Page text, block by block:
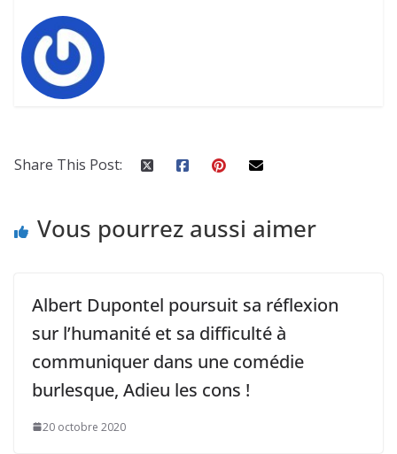
Share This Post:
Vous pourrez aussi aimer
Albert Dupontel poursuit sa réflexion
sur l’humanité et sa difficulté à
communiquer dans une comédie
burlesque, Adieu les cons !
20 octobre 2020